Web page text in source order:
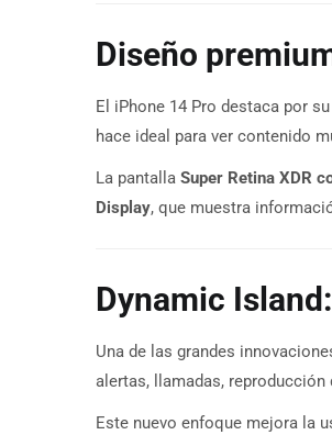
Diseño
El iPhone 14 Pro destaca por
hace ideal para ver contenido
La pantalla Super Retina XDR
Display, que muestra
Dynamic
Una de las grandes
alertas, llamadas, reproducción
Este nuevo enfoque mejora la